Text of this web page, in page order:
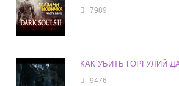
7989
КАК УБИТЬ ГОРГУЛИЙ
9476